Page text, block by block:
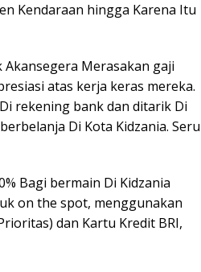
Kendaraan hingga Karena Itu
Akansegera Merasakan gaji
atas kerja keras mereka.
rekening bank dan ditarik Di
Di Kota Kidzania. Seru
Bagi bermain Di Kidzania
on the spot, menggunakan
dan Kartu Kredit BRI,